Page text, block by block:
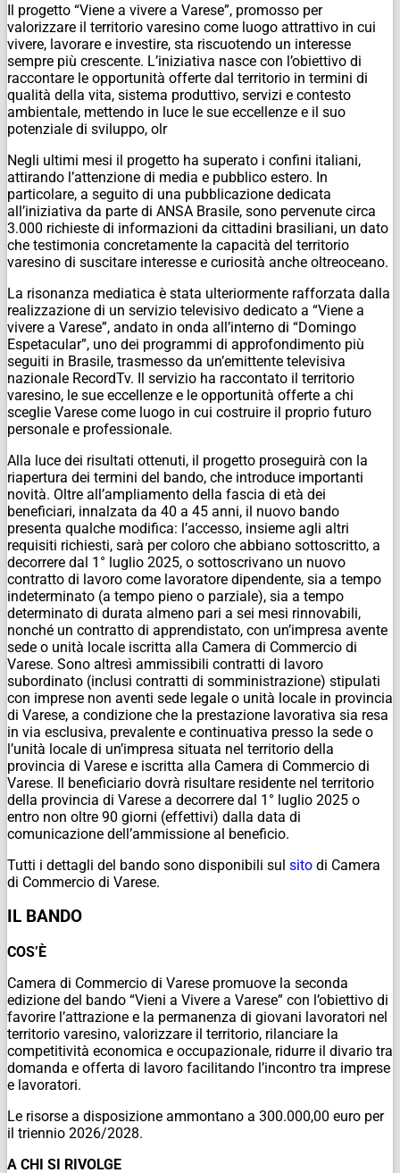
Il progetto “Viene a vivere a Varese”, promosso per
valorizzare il territorio varesino come luogo attrattivo in cui
vivere, lavorare e investire, sta riscuotendo un interesse
sempre più crescente. L’iniziativa nasce con l’obiettivo di
raccontare le opportunità offerte dal territorio in termini di
qualità della vita, sistema produttivo, servizi e contesto
ambientale, mettendo in luce le sue eccellenze e il suo
potenziale di sviluppo, olr
Negli ultimi mesi il progetto ha superato i confini italiani,
attirando l’attenzione di media e pubblico estero. In
particolare, a seguito di una pubblicazione dedicata
all’iniziativa da parte di ANSA Brasile, sono pervenute circa
3.000 richieste di informazioni da cittadini brasiliani, un dato
che testimonia concretamente la capacità del territorio
varesino di suscitare interesse e curiosità anche oltreoceano.
La risonanza mediatica è stata ulteriormente rafforzata dalla
realizzazione di un servizio televisivo dedicato a “Viene a
vivere a Varese”, andato in onda all’interno di “Domingo
Espetacular”, uno dei programmi di approfondimento più
seguiti in Brasile, trasmesso da un’emittente televisiva
nazionale RecordTv. Il servizio ha raccontato il territorio
varesino, le sue eccellenze e le opportunità offerte a chi
sceglie Varese come luogo in cui costruire il proprio futuro
personale e professionale.
Alla luce dei risultati ottenuti, il progetto proseguirà con la
riapertura dei termini del bando, che introduce importanti
novità. Oltre all’ampliamento della fascia di età dei
beneficiari, innalzata da 40 a 45 anni, il nuovo bando
presenta qualche modifica: l’accesso, insieme agli altri
requisiti richiesti, sarà per coloro che abbiano sottoscritto, a
decorrere dal 1° luglio 2025, o sottoscrivano un nuovo
contratto di lavoro come lavoratore dipendente, sia a tempo
indeterminato (a tempo pieno o parziale), sia a tempo
determinato di durata almeno pari a sei mesi rinnovabili,
nonché un contratto di apprendistato, con un’impresa avente
sede o unità locale iscritta alla Camera di Commercio di
Varese. Sono altresì ammissibili contratti di lavoro
subordinato (inclusi contratti di somministrazione) stipulati
con imprese non aventi sede legale o unità locale in provincia
di Varese, a condizione che la prestazione lavorativa sia resa
in via esclusiva, prevalente e continuativa presso la sede o
l’unità locale di un’impresa situata nel territorio della
provincia di Varese e iscritta alla Camera di Commercio di
Varese. Il beneficiario dovrà risultare residente nel territorio
della provincia di Varese a decorrere dal 1° luglio 2025 o
entro non oltre 90 giorni (effettivi) dalla data di
comunicazione dell’ammissione al beneficio.
Tutti i dettagli del bando sono disponibili sul sito di Camera
di Commercio di Varese.
IL BANDO
COS’È
Camera di Commercio di Varese promuove la seconda
edizione del bando “Vieni a Vivere a Varese” con l’obiettivo di
favorire l’attrazione e la permanenza di giovani lavoratori nel
territorio varesino, valorizzare il territorio, rilanciare la
competitività economica e occupazionale, ridurre il divario tra
domanda e offerta di lavoro facilitando l’incontro tra imprese
e lavoratori.
Le risorse a disposizione ammontano a 300.000,00 euro per
il triennio 2026/2028.
A CHI SI RIVOLGE